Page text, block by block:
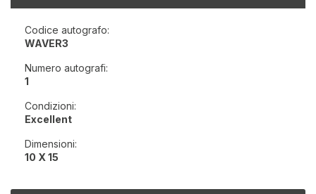
Codice autografo:
WAVER3
Numero autografi:
1
Condizioni:
Excellent
Dimensioni:
10 X 15